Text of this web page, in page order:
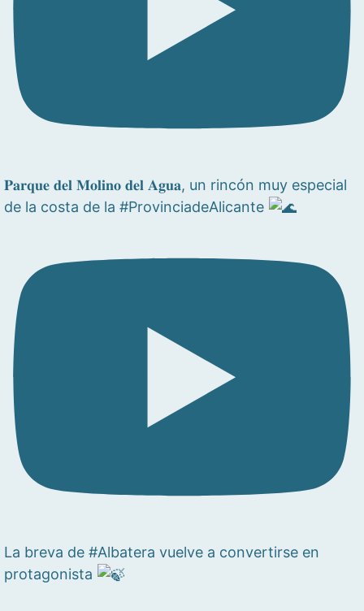
𝐏𝐚𝐫𝐪𝐮𝐞 𝐝𝐞𝐥 𝐌𝐨𝐥𝐢𝐧𝐨 𝐝𝐞𝐥 𝐀𝐠𝐮𝐚, un rincón muy especial
de la costa de la #ProvinciadeAlicante
La breva de #Albatera vuelve a convertirse en
protagonista